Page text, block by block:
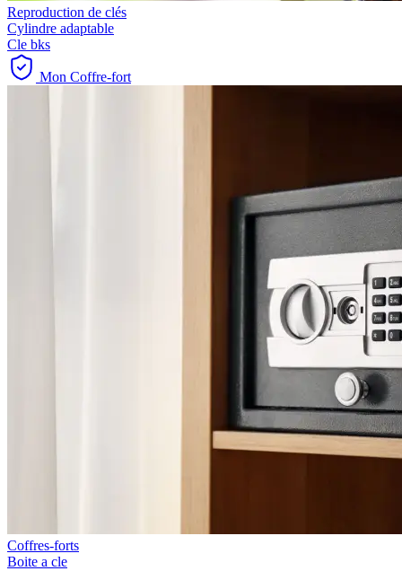
Reproduction de clés
Cylindre adaptable
Cle bks
Mon Coffre-fort
Coffres-forts
Boite a cle